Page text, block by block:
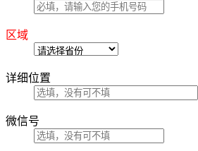
区域
详细位置
微信号